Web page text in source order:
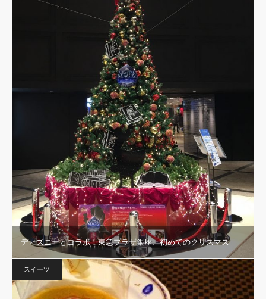
ディズニーとコラボ！東急プラザ銀座、初めてのクリスマス
スイーツ